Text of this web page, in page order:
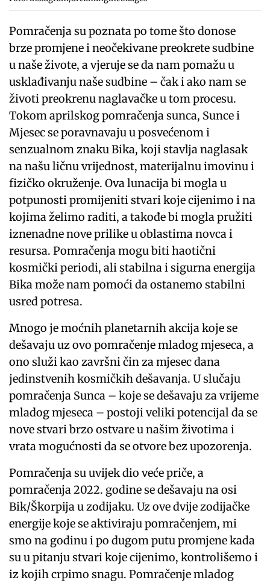
Pomračenja su poznata po tome što donose
brze promjene i neočekivane preokrete sudbine
u naše živote, a vjeruje se da nam pomažu u
usklađivanju naše sudbine – čak i ako nam se
životi preokrenu naglavačke u tom procesu.
Tokom aprilskog pomračenja sunca, Sunce i
Mjesec se poravnavaju u posvećenom i
senzualnom znaku Bika, koji stavlja naglasak
na našu ličnu vrijednost, materijalnu imovinu i
fizičko okruženje. Ova lunacija bi mogla u
potpunosti promijeniti stvari koje cijenimo i na
kojima želimo raditi, a takođe bi mogla pružiti
iznenadne nove prilike u oblastima novca i
resursa. Pomračenja mogu biti haotični
kosmički periodi, ali stabilna i sigurna energija
Bika može nam pomoći da ostanemo stabilni
usred potresa.
Mnogo je moćnih planetarnih akcija koje se
dešavaju uz ovo pomračenje mladog mjeseca, a
ono služi kao završni čin za mjesec dana
jedinstvenih kosmičkih dešavanja. U slučaju
pomračenja Sunca – koje se dešavaju za vrijeme
mladog mjeseca – postoji veliki potencijal da se
nove stvari brzo ostvare u našim životima i
vrata mogućnosti da se otvore bez upozorenja.
Pomračenja su uvijek dio veće priče, a
pomračenja 2022. godine se dešavaju na osi
Bik/Škorpija u zodijaku. Uz ove dvije zodijačke
energije koje se aktiviraju pomračenjem, mi
smo na godinu i po dugom putu promjene kada
su u pitanju stvari koje cijenimo, kontrolišemo i
iz kojih crpimo snagu. Pomračenje mladog